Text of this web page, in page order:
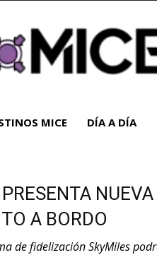
MICE DÍA A DÍA
A BORDO
de fidelización SkyMiles